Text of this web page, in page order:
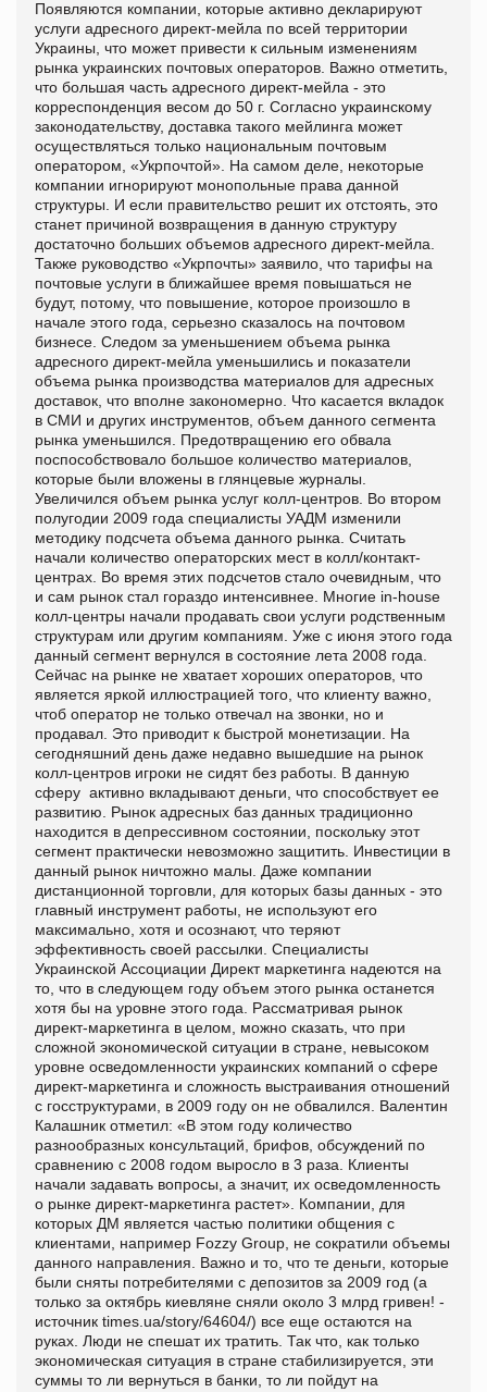
Появляются компании, которые активно декларируют
услуги адресного директ-мейла по всей территории
Украины, что может привести к сильным изменениям
рынка украинских почтовых операторов. Важно отметить,
что большая часть адресного директ-мейла - это
корреспонденция весом до 50 г. Согласно украинскому
законодательству, доставка такого мейлинга может
осуществляться только национальным почтовым
оператором, «Укрпочтой». На самом деле, некоторые
компании игнорируют монопольные права данной
структуры. И если правительство решит их отстоять, это
станет причиной возвращения в данную структуру
достаточно больших объемов адресного директ-мейла.
Также руководство «Укрпочты» заявило, что тарифы на
почтовые услуги в ближайшее время повышаться не
будут, потому, что повышение, которое произошло в
начале этого года, серьезно сказалось на почтовом
бизнесе. Следом за уменьшением объема рынка
адресного директ-мейла уменьшились и показатели
объема рынка производства материалов для адресных
доставок, что вполне закономерно. Что касается вкладок
в СМИ и других инструментов, объем данного сегмента
рынка уменьшился. Предотвращению его обвала
поспособствовало большое количество материалов,
которые были вложены в глянцевые журналы.
Увеличился объем рынка услуг колл-центров. Во втором
полугодии 2009 года специалисты УАДМ изменили
методику подсчета объема данного рынка. Считать
начали количество операторских мест в колл/контакт-
центрах. Во время этих подсчетов стало очевидным, что
и сам рынок стал гораздо интенсивнее. Многие in-hоuse
колл-центры начали продавать свои услуги родственным
структурам или другим компаниям. Уже с июня этого года
данный сегмент вернулся в состояние лета 2008 года.
Сейчас на рынке не хватает хороших операторов, что
является яркой иллюстрацией того, что клиенту важно,
чтоб оператор не только отвечал на звонки, но и
продавал. Это приводит к быстрой монетизации. На
сегодняшний день даже недавно вышедшие на рынок
колл-центров игроки не сидят без работы. В данную
сферу активно вкладывают деньги, что способствует ее
развитию. Рынок адресных баз данных традиционно
находится в депрессивном состоянии, поскольку этот
сегмент практически невозможно защитить. Инвестиции в
данный рынок ничтожно малы. Даже компании
дистанционной торговли, для которых базы данных - это
главный инструмент работы, не используют его
максимально, хотя и осознают, что теряют
эффективность своей рассылки. Специалисты
Украинской Ассоциации Директ маркетинга надеются на
то, что в следующем году объем этого рынка останется
хотя бы на уровне этого года. Рассматривая рынок
директ-маркетинга в целом, можно сказать, что при
сложной экономической ситуации в стране, невысоком
уровне осведомленности украинских компаний о сфере
директ-маркетинга и сложность выстраивания отношений
с госструктурами, в 2009 году он не обвалился. Валентин
Калашник отметил: «В этом году количество
разнообразных консультаций, брифов, обсуждений по
сравнению с 2008 годом выросло в 3 раза. Клиенты
начали задавать вопросы, а значит, их осведомленность
о рынке директ-маркетинга растет». Компании, для
которых ДМ является частью политики общения с
клиентами, например Fozzy Group, не сократили объемы
данного направления. Важно и то, что те деньги, которые
были сняты потребителями с депозитов за 2009 год (а
только за октябрь киевляне сняли около 3 млрд гривен! -
источник times.ua/story/64604/) все еще остаются на
руках. Люди не спешат их тратить. Так что, как только
экономическая ситуация в стране стабилизируется, эти
суммы то ли вернуться в банки, то ли пойдут на